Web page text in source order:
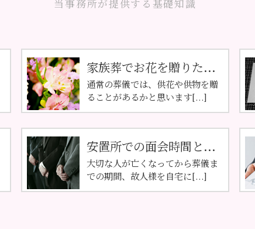
当事務所が提供する基礎知識
家族葬でお花を贈りた...
通常の葬儀では、供花や供物を贈
ることがあるかと思います[...]
安置所での面会時間と...
大切な人が亡くなってから葬儀ま
での期間、故人様を自宅に[...]